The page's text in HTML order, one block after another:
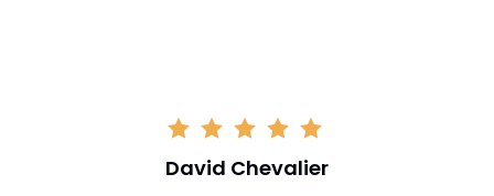
David Chevalier